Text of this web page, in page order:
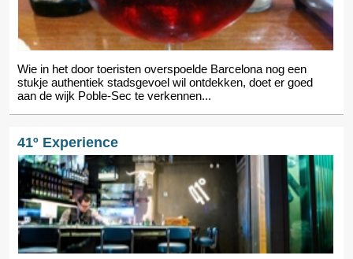
Wie in het door toeristen overspoelde Barcelona nog een
stukje authentiek stadsgevoel wil ontdekken, doet er goed
aan de wijk Poble-Sec te verkennen...
41º Experience